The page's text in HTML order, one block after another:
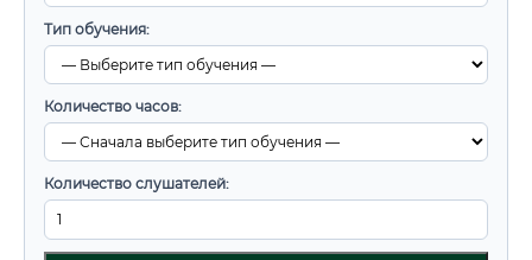
Тип обучения:
Количество часов:
Количество слушателей: